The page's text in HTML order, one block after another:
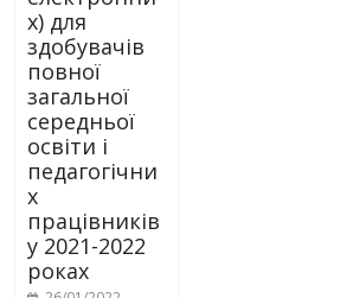
х) для
здобувачів
повної
загальної
середньої
освіти і
педагогічни
х
працівників
у 2021-2022
роках